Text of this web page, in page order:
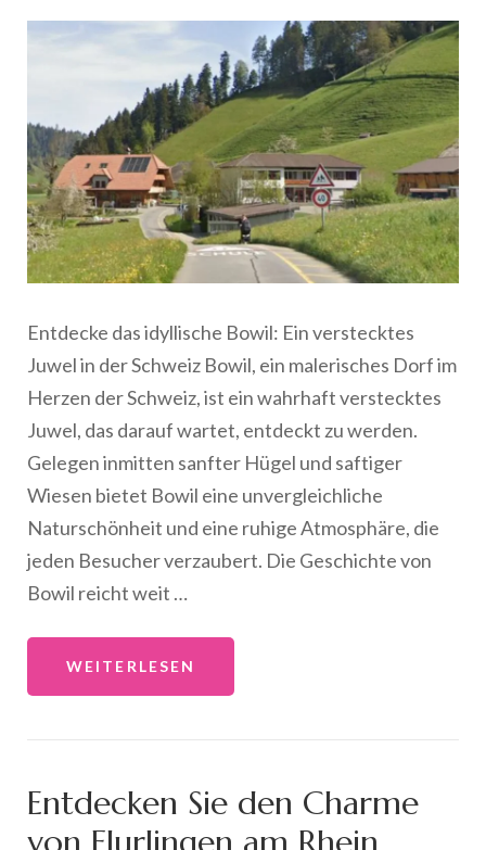
Entdecke das idyllische Bowil: Ein verstecktes
Juwel in der Schweiz Bowil, ein malerisches Dorf im
Herzen der Schweiz, ist ein wahrhaft verstecktes
Juwel, das darauf wartet, entdeckt zu werden.
Gelegen inmitten sanfter Hügel und saftiger
Wiesen bietet Bowil eine unvergleichliche
Naturschönheit und eine ruhige Atmosphäre, die
jeden Besucher verzaubert. Die Geschichte von
Bowil reicht weit …
WEITERLESEN
Entdecken Sie den Charme